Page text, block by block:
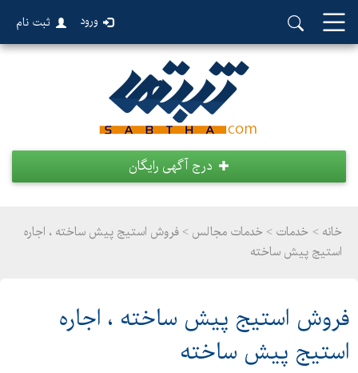
ورود ثبت نام
درج آگهی رایگان
خانه > خدمات > خدمات مجالس > فروش استیج پیش ساخته ، اجاره
استیج پیش ساخته
فروش استیج پیش ساخته ، اجاره
استیج پیش ساخته